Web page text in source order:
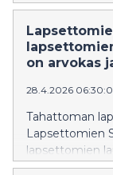
lapsettomuus
Simpukka
valokuvaajat
Kutsu medialle
on arvokas
28.4.2026
Tahattoman
Lapsettomien
lapsettomien
äitienpäivän